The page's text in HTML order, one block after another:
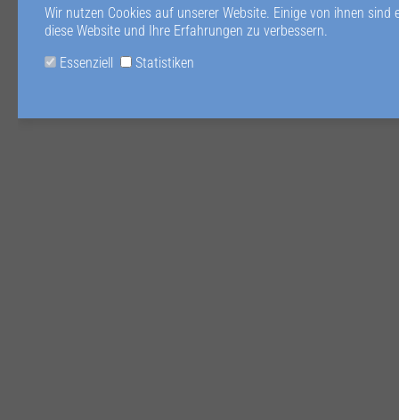
Wir nutzen Cookies auf unserer Website. Einige von ihnen sind
diese Website und Ihre Erfahrungen zu verbessern.
Essenziell
Statistiken